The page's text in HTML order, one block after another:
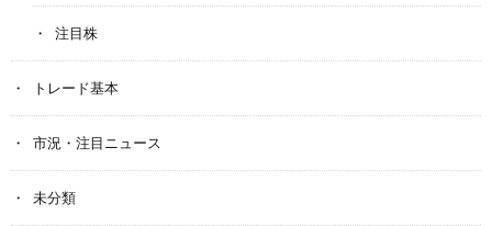
注目株
トレード基本
市況・注目ニュース
未分類